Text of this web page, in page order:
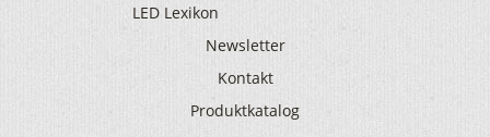
LED Lexikon
Newsletter
Kontakt
Produktkatalog